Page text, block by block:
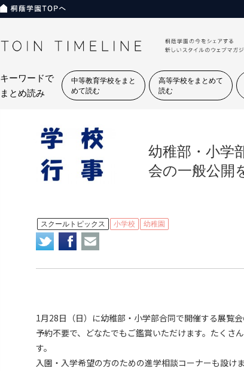
キーワードで
まとめ読み
中等教育学校をまと
めて読む
高等学校をまとめて
読む
幼稚部・小学
会の一般公開
スクールトピックス 小学校 幼稚園
1月28日（日）に幼稚部・小学部合同で開催する展覧会
予約不要で、どなたでもご鑑賞いただけます。たくさ
す。
入園・入学希望の方のための進学相談コーナーも設け